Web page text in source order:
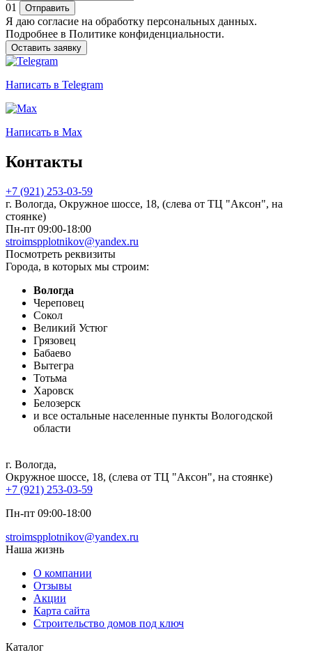
01
Отправить
Я даю согласие на обработку персональных данных.
Подробнее в Политике конфиденциальности.
Оставить заявку
Написать в Telegram
Написать в Max
Контакты
+7 (921) 253-03-59
г. Вологда, Окружное шоссе, 18, (слева от ТЦ "Аксон", на
стоянке)
Пн-пт 09:00-18:00
stroimspplotnikov@yandex.ru
Посмотреть реквизиты
Города, в которых мы строим:
Вологда
Череповец
Сокол
Великий Устюг
Грязовец
Бабаево
Вытегра
Тотьма
Харовск
Белозерск
и все остальные населенные пункты Вологодской
области
г. Вологда,
Окружное шоссе, 18, (слева от ТЦ "Аксон", на стоянке)
+7 (921) 253-03-59
Пн-пт 09:00-18:00
stroimspplotnikov@yandex.ru
Наша жизнь
О компании
Отзывы
Акции
Карта сайта
Строительство домов под ключ
Каталог